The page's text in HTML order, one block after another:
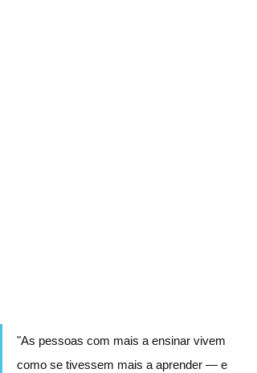
"As pessoas com mais a ensinar vivem
como se tivessem mais a aprender — e